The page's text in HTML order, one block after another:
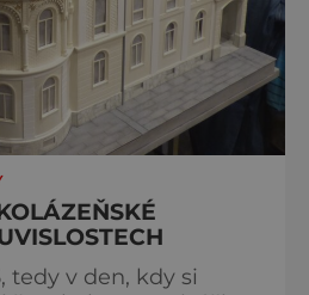
tedy v den, kdy si